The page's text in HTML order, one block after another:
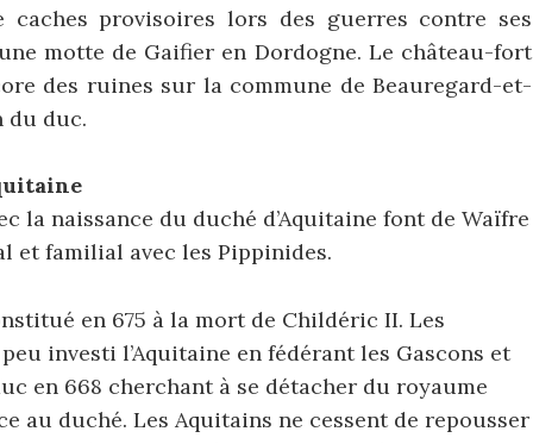
provisoires lors des guerres contre ses
motte de Gaifier en Dordogne. Le château-fort
des ruines sur la commune de Beauregard-et-
du duc.
la naissance du duché d’Aquitaine font de Waïfre
et familial avec les Pippinides.
en 675 à la mort de Childéric II. Les
investi l’Aquitaine en fédérant les Gascons et
en 668 cherchant à se détacher du royaume
au duché. Les Aquitains ne cessent de repousser